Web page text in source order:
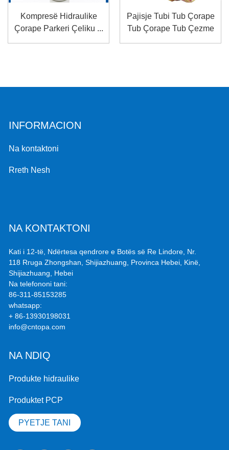
Kompresë Hidraulike
Çorape Parkeri Çeliku ...
Pajisje Tubi Tub Çorape
Tub Çorape Tub Çezme
...
INFORMACION
Na kontaktoni
Rreth Nesh
NA KONTAKTONI
Kati i 12-të, Ndërtesa qendrore e Botës së Re Lindore, Nr.
118 Rruga Zhongshan, Shijiazhuang, Provinca Hebei, Kinë,
Shijiazhuang, Hebei
Na telefononi tani:
86-311-85153285
whatsapp:
+ 86-13930198031
info@cntopa.com
NA NDIQ
Produkte hidraulike
Produktet PCP
PYETJE TANI